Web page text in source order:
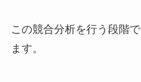
この競合分析を行う段階
ます。